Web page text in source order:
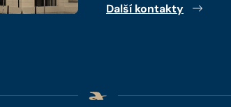
Další kontakty